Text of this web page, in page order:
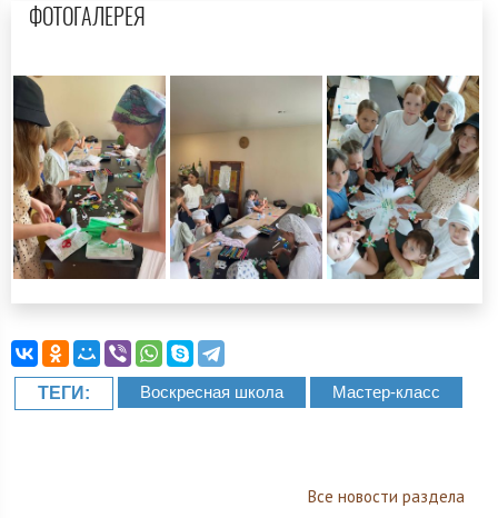
ФОТОГАЛЕРЕЯ
ТЕГИ: Воскресная школа Мастер-класс
Все новости раздела